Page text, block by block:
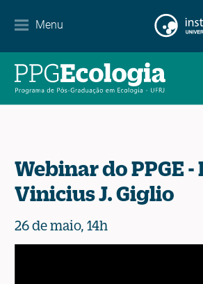
Menu
Contato
Webinar do PPGE -
Vinicius J. Giglio
26 de maio, 14h